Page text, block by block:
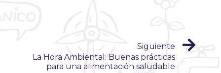
Siguiente
La Hora Ambiental: Buenas prácticas
para una alimentación saludable